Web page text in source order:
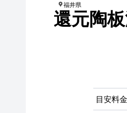
福井県
還元陶
目安料金